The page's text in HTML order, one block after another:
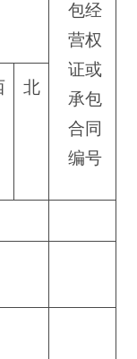
包经
营权
证或
承包
合同
编号
北